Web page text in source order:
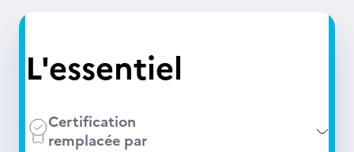
L'essentiel
Certification
remplacée par